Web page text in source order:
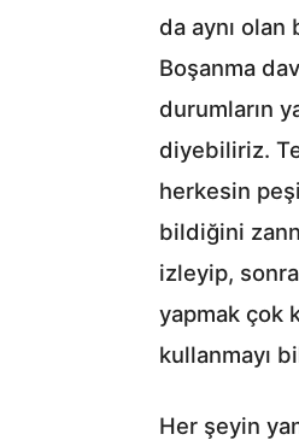
da aynı olan
Boşanma
durumların
diyebiliriz.
herkesin
bildiğini
izleyip,
yapmak çok
kullanmayı
Her şeyin